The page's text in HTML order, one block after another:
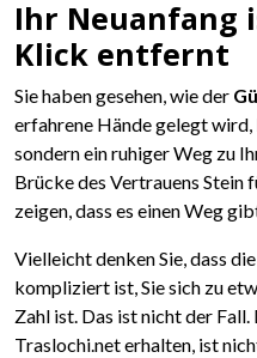
Ihr Neuanfang
Klick entfernt
Sie haben gesehen, wie der
erfahrene Hände gelegt wird,
sondern ein ruhiger Weg zu
Brücke des Vertrauens Stein
zeigen, dass es einen Weg
Vielleicht denken Sie, dass
kompliziert ist, Sie sich zu
Zahl ist. Das ist nicht der
Traslochi.net erhalten, ist